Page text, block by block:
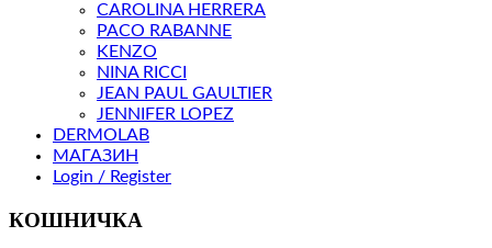
CAROLINA HERRERA
PACO RABANNE
KENZO
NINA RICCI
JEAN PAUL GAULTIER
JENNIFER LOPEZ
DERMOLAB
МАГАЗИН
Login / Register
КОШНИЧКА